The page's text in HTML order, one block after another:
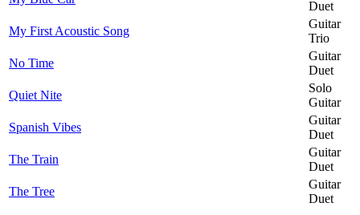
Duet
My First Acoustic Song
Guitar
Trio
No Time
Guitar
Duet
Quiet Nite
Solo
Guitar
Spanish Vibes
Guitar
Duet
The Train
Guitar
Duet
The Tree
Guitar
Duet